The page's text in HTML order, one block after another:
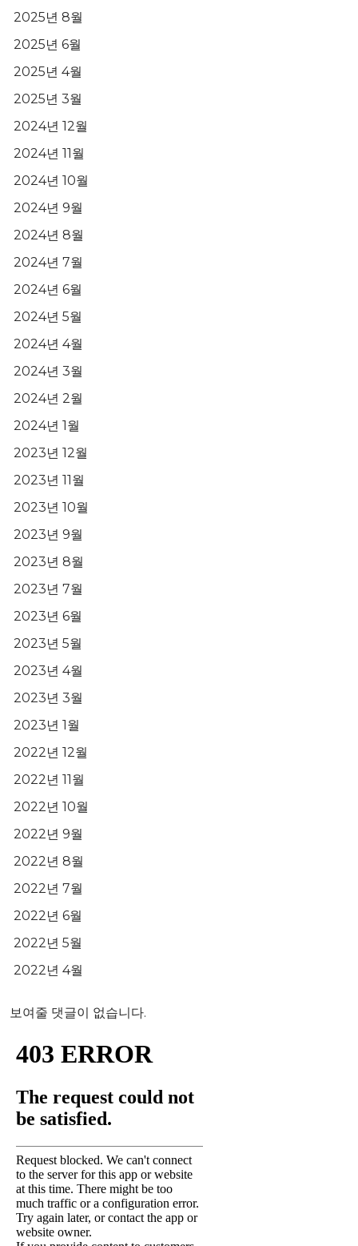
2025년 8월
2025년 6월
2025년 4월
2025년 3월
2024년 12월
2024년 11월
2024년 10월
2024년 9월
2024년 8월
2024년 7월
2024년 6월
2024년 5월
2024년 4월
2024년 3월
2024년 2월
2024년 1월
2023년 12월
2023년 11월
2023년 10월
2023년 9월
2023년 8월
2023년 7월
2023년 6월
2023년 5월
2023년 4월
2023년 3월
2023년 1월
2022년 12월
2022년 11월
2022년 10월
2022년 9월
2022년 8월
2022년 7월
2022년 6월
2022년 5월
2022년 4월
보여줄 댓글이 없습니다.